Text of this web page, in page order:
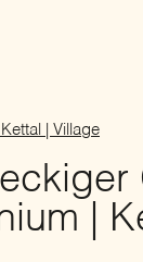
| Village
|